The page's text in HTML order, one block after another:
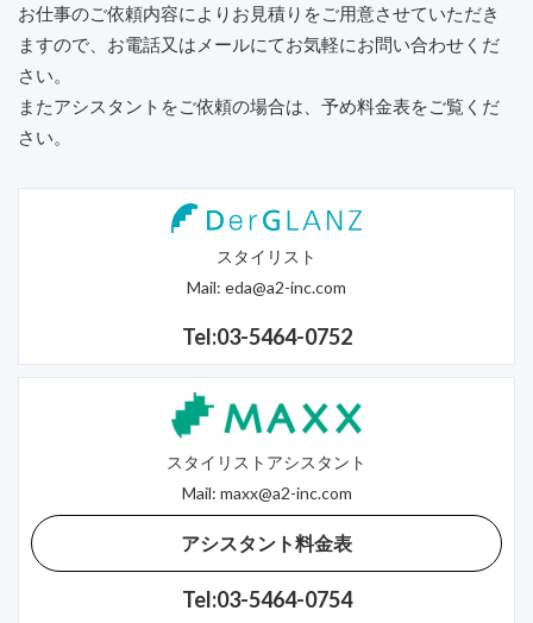
お仕事のご依頼内容によりお見積りをご用意させていただき
ますので、 お電話又はメールにてお気軽にお問い合わせくだ
さい。
またアシスタントをご依頼の場合は、予め料金表をご覧くだ
さい。
スタイリスト
Mail: eda@a2-inc.com
Tel:03-5464-0752
スタイリストアシスタント
Mail: maxx@a2-inc.com
アシスタント料金表
Tel:03-5464-0754